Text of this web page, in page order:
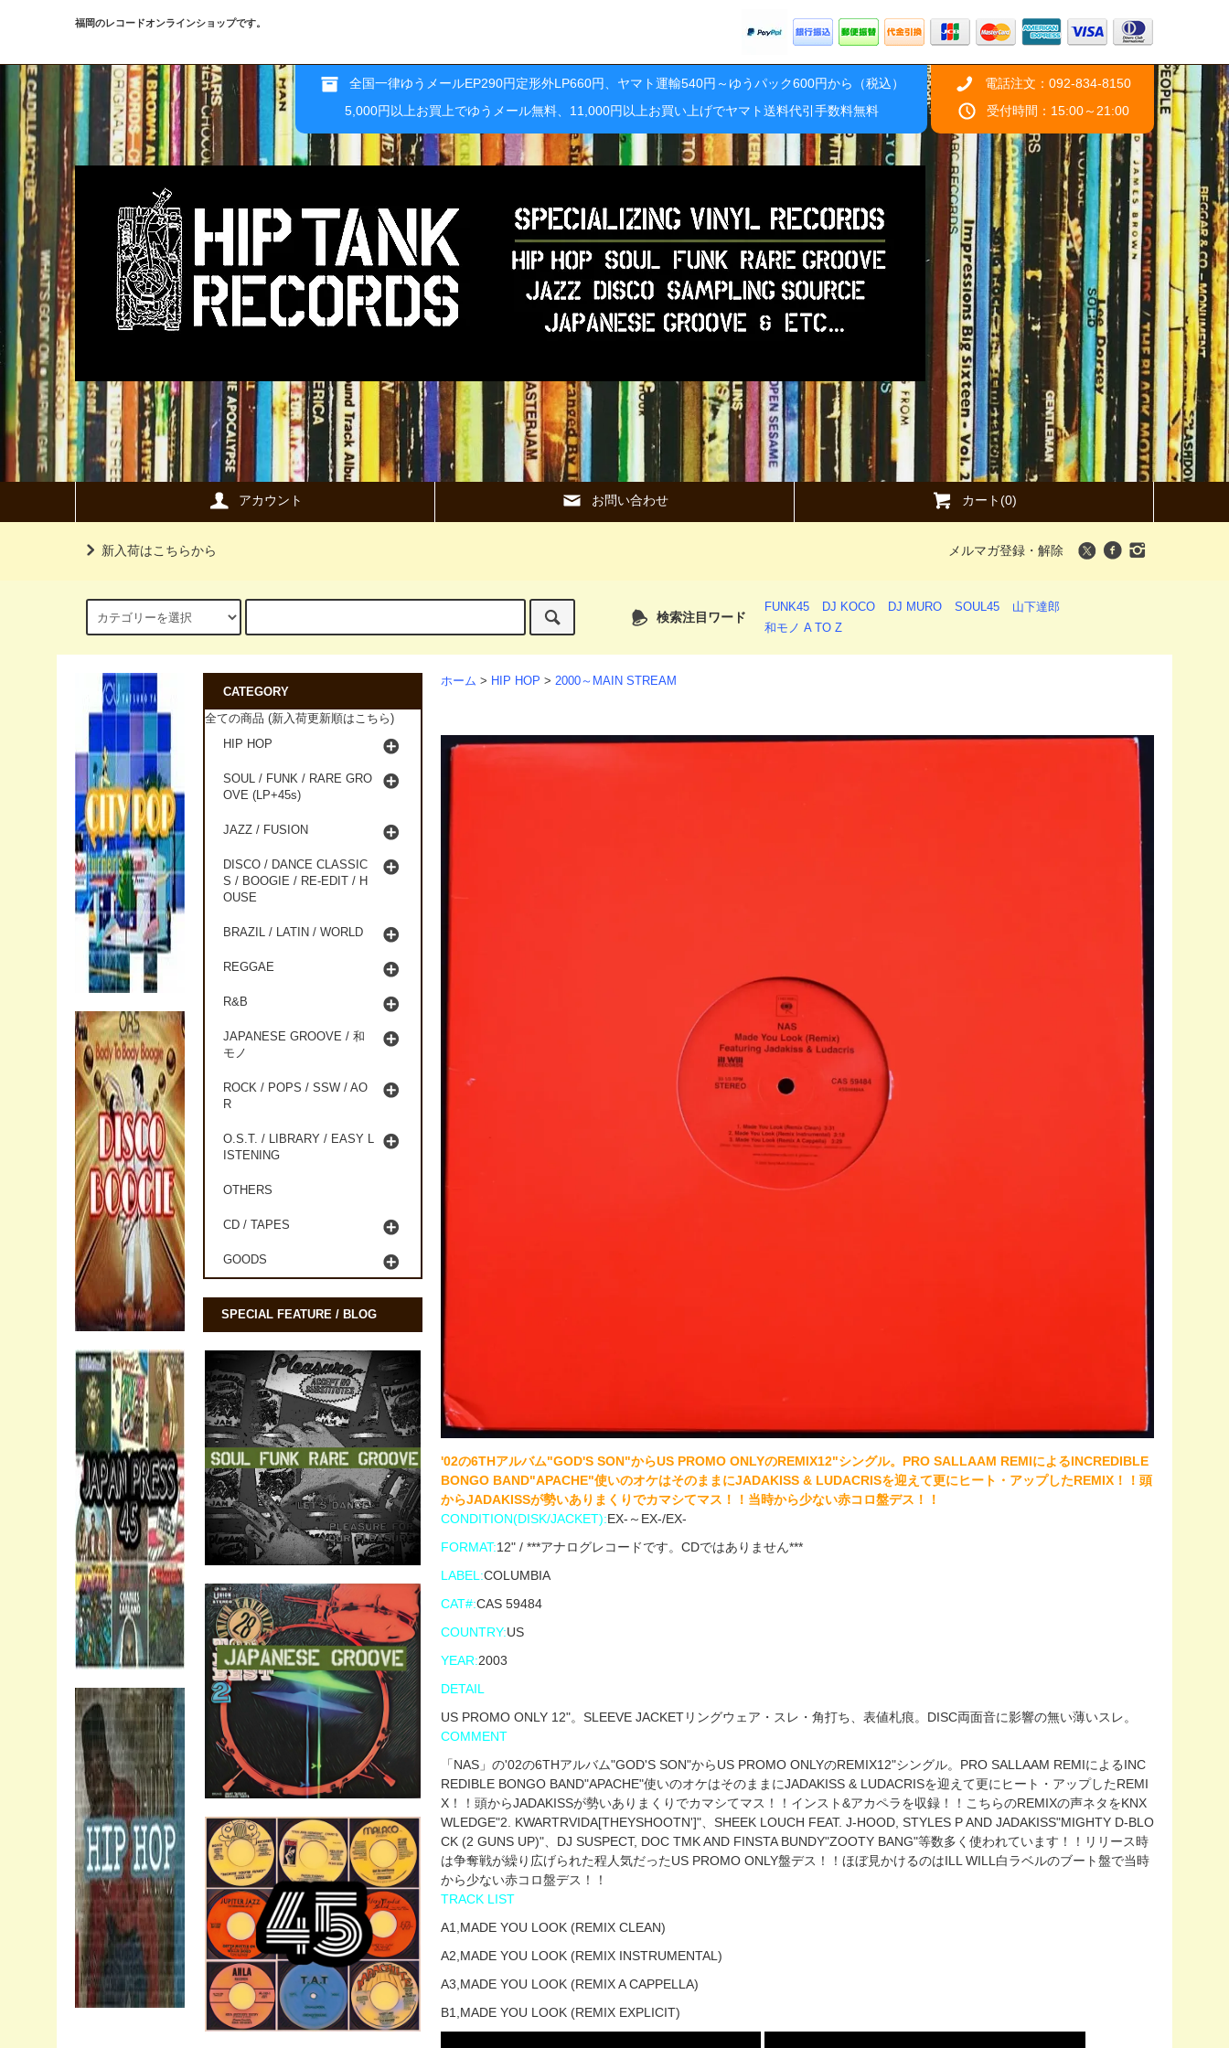
福岡のレコードオンラインショップです。
全国一律ゆうメールEP290円定形外LP660円、ヤマト運輸540円～ゆうパック600円から（税込）
5,000円以上お買上でゆうメール無料、11,000円以上お買い上げでヤマト送料代引手数料無料
電話注文：092-834-8150
受付時間：15:00～21:00
アカウント お問い合わせ カート(0)
新入荷はこちらから メルマガ登録・解除
検索注目ワード
FUNK45 DJ KOCO DJ MURO SOUL45
山下達郎
和モノ A TO Z
ホーム > HIP HOP > 2000～MAIN STREAM
'02の6THアルバム"GOD'S SON"からUS PROMO ONLYのREMIX12"シングル。PRO SALLAAM REMIによるINCREDIBLE
BONGO BAND"APACHE"使いのオケはそのままにJADAKISS & LUDACRISを迎えて更にヒート・アップしたREMIX！！頭
からJADAKISSが勢いありまくりでカマシてマス！！当時から少ない赤コロ盤デス！！
CONDITION(DISK/JACKET):EX-～EX-/EX-
FORMAT:12" / ***アナログレコードです。CDではありません***
LABEL:COLUMBIA
CAT#:CAS 59484
COUNTRY:US
YEAR:2003
DETAIL
US PROMO ONLY 12"。SLEEVE JACKETリングウェア・スレ・角打ち、表値札痕。DISC両面音に影響の無い薄いスレ。
COMMENT
「NAS」の'02の6THアルバム"GOD'S SON"からUS PROMO ONLYのREMIX12"シングル。PRO SALLAAM REMIによるINC
REDIBLE BONGO BAND"APACHE"使いのオケはそのままにJADAKISS & LUDACRISを迎えて更にヒート・アップしたREMI
X！！頭からJADAKISSが勢いありまくりでカマシてマス！！インスト&アカペラを収録！！こちらのREMIXの声ネタをKNX
WLEDGE"2. KWARTRVIDA​[​THEYSHOOTN']"、SHEEK LOUCH FEAT. J-HOOD, STYLES P AND JADAKISS"MIGHTY D-BLO
CK (2 GUNS UP)"、DJ SUSPECT, DOC TMK AND FINSTA BUNDY"ZOOTY BANG"等数多く使われています！！リリース時
は争奪戦が繰り広げられた程人気だったUS PROMO ONLY盤デス！！ほぼ見かけるのはILL WILL白ラベルのブート盤で当時
から少ない赤コロ盤デス！！
TRACK LIST
A1,MADE YOU LOOK (REMIX CLEAN)
A2,MADE YOU LOOK (REMIX INSTRUMENTAL)
A3,MADE YOU LOOK (REMIX A CAPPELLA)
B1,MADE YOU LOOK (REMIX EXPLICIT)
CATEGORY
全ての商品 (新入荷更新順はこちら)
HIP HOP
SOUL / FUNK / RARE GRO
OVE (LP+45s)
JAZZ / FUSION
DISCO / DANCE CLASSIC
S / BOOGIE / RE-EDIT / H
OUSE
BRAZIL / LATIN / WORLD
REGGAE
R&B
JAPANESE GROOVE / 和
モノ
ROCK / POPS / SSW / AO
R
O.S.T. / LIBRARY / EASY L
ISTENING
OTHERS
CD / TAPES
GOODS
SPECIAL FEATURE / BLOG